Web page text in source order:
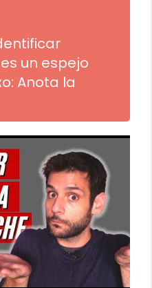
un espejo
Anota la